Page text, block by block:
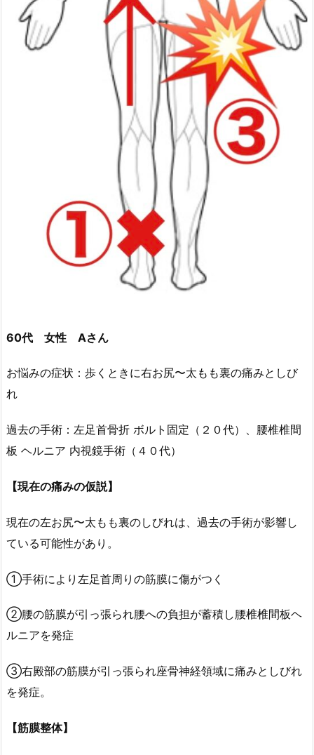
60代 女性 Aさん
お悩みの症状：歩くときに右お尻〜太もも裏の痛みとしび
れ
過去の手術：左足首骨折 ボルト固定（２０代）、腰椎椎間
板 ヘルニア 内視鏡手術（４０代）
【現在の痛みの仮説】
現在の左お尻〜太もも裏のしびれは、過去の手術が影響し
ている可能性があり。
①手術により左足首周りの筋膜に傷がつく
②腰の筋膜が引っ張られ腰への負担が蓄積し腰椎椎間板ヘ
ルニアを発症
③右殿部の筋膜が引っ張られ座骨神経領域に痛みとしびれ
を発症。
【筋膜整体】